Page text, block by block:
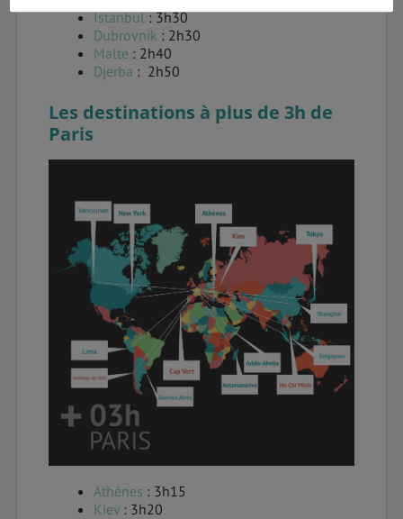
Istanbul: 3h30
Dubrovnik : 2h30
Malte : 2h40
Djerba : 2h50
Les destinations à plus de 3h de
Paris
Athènes : 3h15
Kiev : 3h20